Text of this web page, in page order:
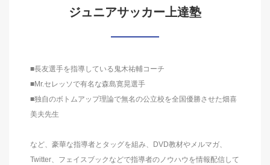
ジュニアサッカー上達塾
■長友選手を指導している鬼木祐輔コーチ
■Mr.セレッソで有名な森島寛晃選手
■独自のボトムアップ理論で無名の公立校を全国優勝させた畑喜
美夫先生
など、豪華な指導者とタッグを組み、DVD教材やメルマガ、
Twitter、フェイスブックなどで指導者のノウハウを情報配信して